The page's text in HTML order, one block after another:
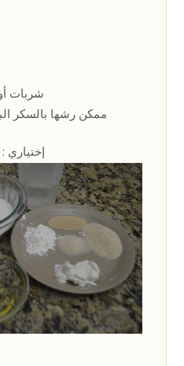
شربات
ممكن رشها بالسكر